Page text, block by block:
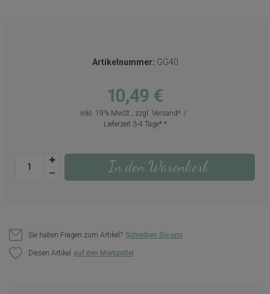
Artikelnummer: GG40
10,49 €
inkl. 19% MwSt., zzgl. Versand
Lieferzeit 3-4 Tage*
In den Warenkorb
Sie haben Fragen zum Artikel? Schreiben Sie uns
Diesen Artikel